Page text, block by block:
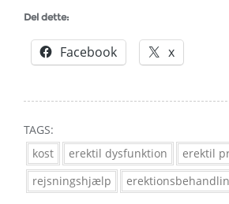
Del dette:
Facebook x
TAGS:
kost
erektil dysfunktion
erektil
rejsningshjælp